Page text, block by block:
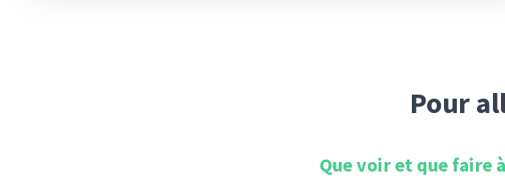
Pour
Que voir et que faire à